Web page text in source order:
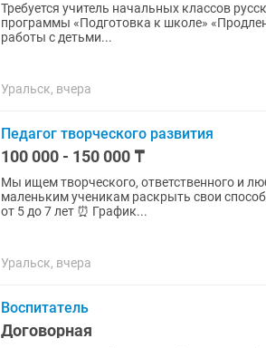
Требуется учитель начальных классов
программы «Подготовка к школе» «Продленка» •Педагогическое образование
работы с детьми...
Уральск, вчера
Педагог творческого развития
100 000 - 150 000 ₸
Мы ищем творческого, ответственного и
маленьким ученикам раскрыть свои способности и
от 5 до 7 лет ⏰ График...
Уральск, вчера
Воспитатель
Договорная